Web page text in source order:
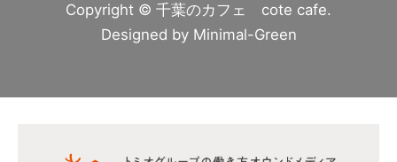
Copyright © 千葉のカフェ cote cafe.
Designed by Minimal-Green